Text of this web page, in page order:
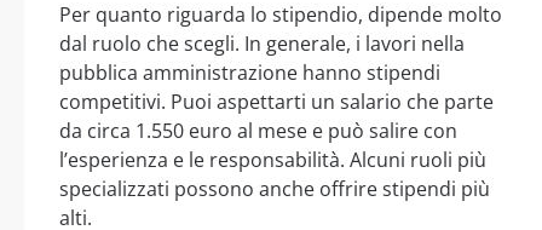
Per quanto riguarda lo stipendio, dipende molto
dal ruolo che scegli. In generale, i lavori nella
pubblica amministrazione hanno stipendi
competitivi. Puoi aspettarti un salario che parte
da circa 1.550 euro al mese e può salire con
l’esperienza e le responsabilità. Alcuni ruoli più
specializzati possono anche offrire stipendi più
alti.